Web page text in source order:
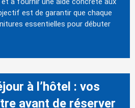
est de garantir que chaque
essentielles pour débuter
à l’hôtel : vos
avant de réserver